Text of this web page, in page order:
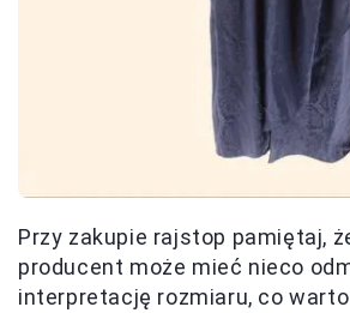
Przy zakupie rajstop pamiętaj,
producent może mieć nieco
interpretację rozmiaru, co